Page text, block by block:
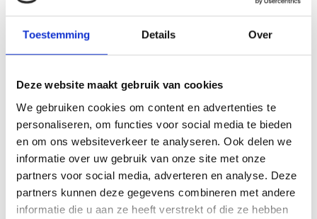
Toestemming Details Over
Deze website maakt gebruik van cookies
We gebruiken cookies om content en advertenties te
personaliseren, om functies voor social media te bieden
en om ons websiteverkeer te analyseren. Ook delen we
informatie over uw gebruik van onze site met onze
partners voor social media, adverteren en analyse. Deze
partners kunnen deze gegevens combineren met andere
informatie die u aan ze heeft verstrekt of die ze hebben
Alweer voor de 21e keer vindt het Internationale
Polsstokhoogspringtoernooi in Schlanders plaats op
topatleten aan meedoen die op deze bijzondere plek
de avondhemel van Schlanders in klimmen.
Informatie
http://www.stabhochsprung.it
Registration required